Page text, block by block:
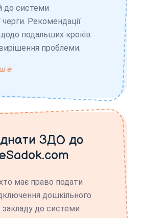
до системи
Рекомендації
подальших кроків
проблеми.
ЗДО до
має право подати
дошкільного
закладу до системи